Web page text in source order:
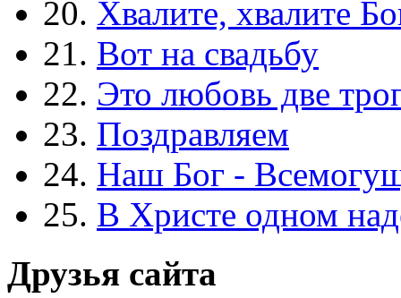
20. Хвалите, хвалите
21. Вот на свадьбу
22. Это любовь две
23. Поздравляем
24. Наш Бог -
25. В Христе одном
Друзья сайта